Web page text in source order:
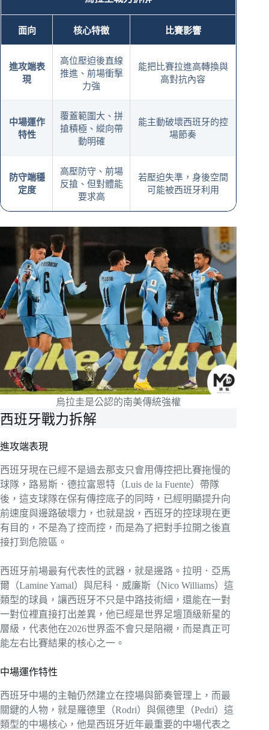
面向 核心特徵 比賽影響
進攻端表
現
高位壓迫後直線
推進、前場衝擊
力強
能把比賽拉進高轉換與
高對抗內容
中場運作
特性
覆蓋範圍大、拼
搶積極、縱向帶
動明確
能主動破壞西班牙的控
場節奏
防守端穩
定度
高壓防守、前場
反搶、但對體能
要求高
若壓迫失準，身後空間
可能被西班牙利用
烏拉圭是公認的南美傳統強權
西班牙戰力拆解
進攻端表現
西班牙現在已經不是過去那支只會用傳控把比賽拖慢的
球隊，路易斯．德拉富恩特（Luis de la Fuente）帶隊
後，這支球隊在保有傳控底子的同時，已經明顯提升向
前速度與邊路破壞力，也就是說，西班牙的控球現在更
有目的，不是為了控而控，而是為了把對手拉開之後直
接打到危險區。
西班牙前場最有代表性的武器，就是邊路。拉明．亞馬
爾（Lamine Yamal）與尼科．威廉斯（Nico Williams）這
類型的球員，讓西班牙不只是中路技術細，還能在一對
一對位裡直接打出差異，他已經是世界足壇頂級新星的
層級，代表他在2026世界盃不會只是陪襯，而是真正可
能左右比賽結果的核心之一。
中場運作特性
西班牙中場的主軸仍然建立在控場與節奏管理上，而最
關鍵的人物，就是羅德里（Rodri）與佩德里（Pedri）這
類型的中場核心，他是西班牙近年最重要的中場代表之